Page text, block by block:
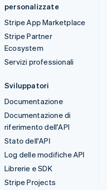
personalizzate
Stripe App Marketplace
Stripe Partner
Ecosystem
Servizi professionali
Sviluppatori
Documentazione
Documentazione di
riferimento dell'API
Stato dell'API
Log delle modifiche API
Librerie e SDK
Stripe Projects